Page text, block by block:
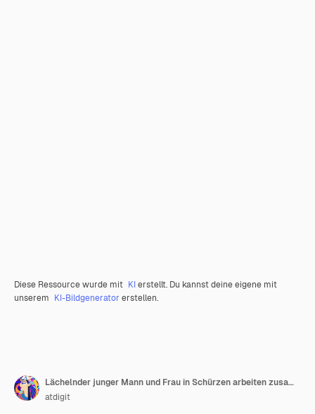
Diese Ressource wurde mit KIerstellt. Du kannst deine eigene mit
unserem KI-Bildgenerator erstellen.
Lächelnder junger Mann und Frau in Schürzen arbeiten zusammen in einem umweltfreundlichen Laden
atdigit